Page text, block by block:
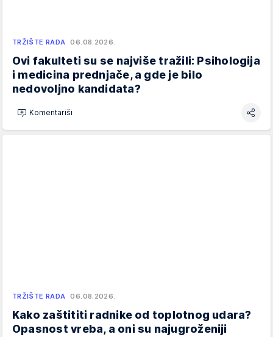
TRŽIŠTE RADA 06.08.2026.
Ovi fakulteti su se najviše tražili: Psihologija
i medicina prednjače, a gde je bilo
nedovoljno kandidata?
Komentariši
TRŽIŠTE RADA 06.08.2026.
Kako zaštititi radnike od toplotnog udara?
Opasnost vreba, a oni su najugroženiji